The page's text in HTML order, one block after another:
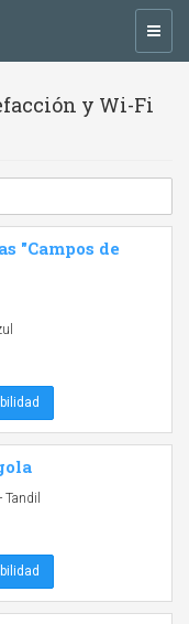
y Wi-Fi
"Campos de